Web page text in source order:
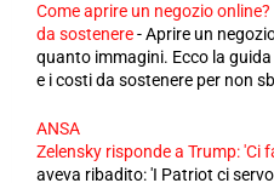
Come aprire un negozio
da sostenere-Aprire un
quanto immagini. Ecco la
e i costi da sostenere per non
ANSA
Zelensky risponde a Trump: 'Ci
aveva ribadito: 'I Patriot ci